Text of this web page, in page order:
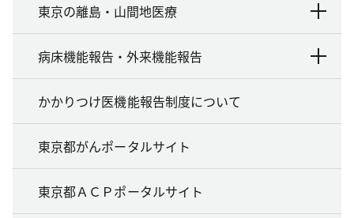
東京の離島・山間地医療
病床機能報告・外来機能報告
かかりつけ医機能報告制度について
東京都がんポータルサイト
東京都ＡＣＰポータルサイト